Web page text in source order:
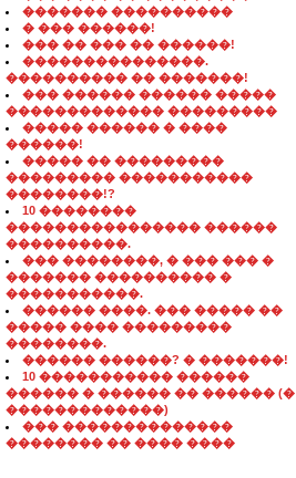
������� ����������
� ��� ������!
��� �� ��� �� ������!
���������������.
���������� �� �������!
��� ������ ������ �����
������������� ���������
����� ������ � ����
������!
����� �� ���������
��������� �����������
��������!?
10 ��������
���������������� ������
����������.
��� ��������, � ��� ��� �
������� ���������� �
�����������.
������ ����. ��� ����� ��
����� ���� ���������
��������.
������ ������? � �������!
10 ����������� ������
������ � ������ �� ������ (�
�������������)
��� ��������������
�������� �� ���� ����